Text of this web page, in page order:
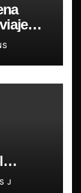
este
J